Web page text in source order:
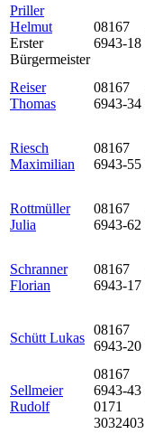
Priller
Helmut
Erster
Bürgermeister
08167
6943-18
Reiser
Thomas
08167
6943-34
Riesch
Maximilian
08167
6943-55
Rottmüller
Julia
08167
6943-62
Schranner
Florian
08167
6943-17
Schütt Lukas
08167
6943-20
Sellmeier
Rudolf
08167
6943-43
0171
3032403